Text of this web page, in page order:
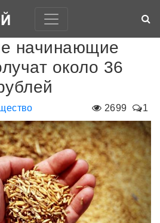
начинающие
около 36
2699 1